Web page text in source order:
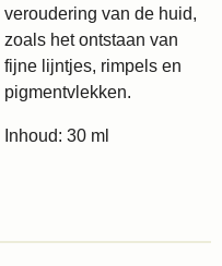
veroudering van de huid,
zoals het ontstaan van
fijne lijntjes, rimpels en
pigmentvlekken.
Inhoud: 30 ml